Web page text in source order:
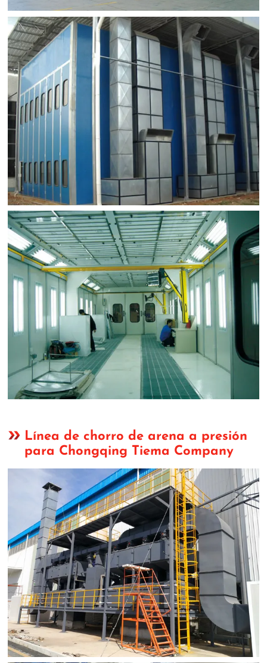
Línea de chorro de arena a presión
para Chongqing Tiema Company